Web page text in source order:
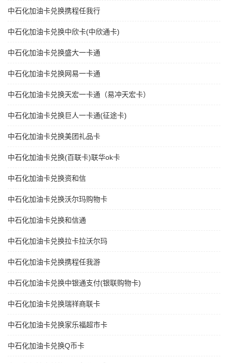
中石化加油卡兑换携程任我行
中石化加油卡兑换中欣卡(中欣通卡)
中石化加油卡兑换盛大一卡通
中石化加油卡兑换网易一卡通
中石化加油卡兑换天宏一卡通（易冲天宏卡）
中石化加油卡兑换巨人一卡通(征途卡)
中石化加油卡兑换美团礼品卡
中石化加油卡兑换(百联卡)联华ok卡
中石化加油卡兑换资和信
中石化加油卡兑换沃尔玛购物卡
中石化加油卡兑换和信通
中石化加油卡兑换拉卡拉沃尔玛
中石化加油卡兑换携程任我游
中石化加油卡兑换中银通支付(银联购物卡)
中石化加油卡兑换瑞祥商联卡
中石化加油卡兑换家乐福超市卡
中石化加油卡兑换Q币卡